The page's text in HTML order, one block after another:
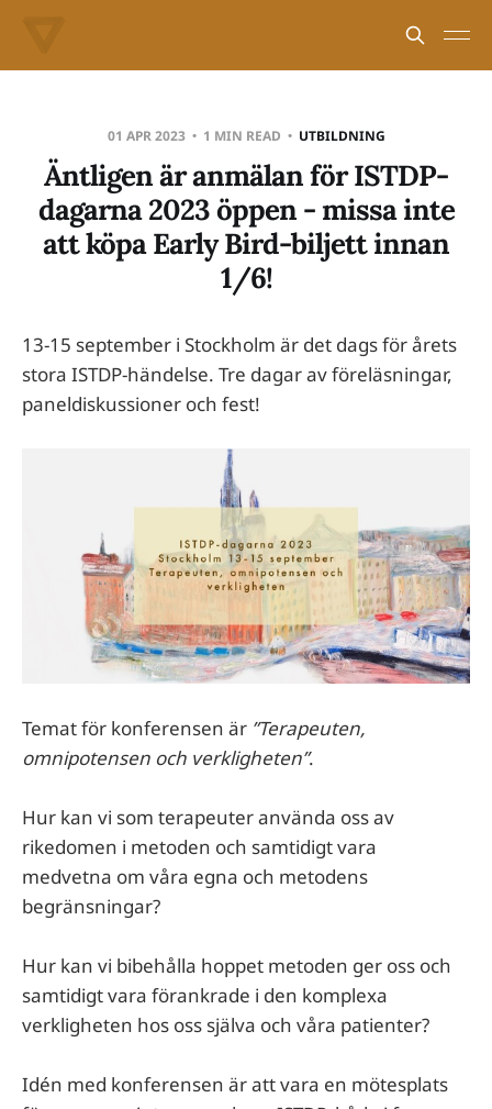
01 APR 2023 1 MIN READ UTBILDNING
Äntligen är anmälan för ISTDP-
dagarna 2023 öppen - missa inte
att köpa Early Bird-biljett innan
1/6!
13-15 september i Stockholm är det dags för årets
stora ISTDP-händelse. Tre dagar av föreläsningar,
paneldiskussioner och fest!
Temat för konferensen är ”Terapeuten,
omnipotensen och verkligheten”.
Hur kan vi som terapeuter använda oss av
rikedomen i metoden och samtidigt vara
medvetna om våra egna och metodens
begränsningar?
Hur kan vi bibehålla hoppet metoden ger oss och
samtidigt vara förankrade i den komplexa
verkligheten hos oss själva och våra patienter?
Idén med konferensen är att vara en mötesplats